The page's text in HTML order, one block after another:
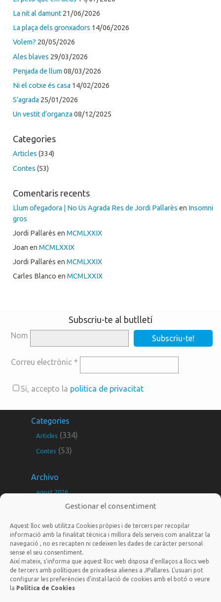
Gestionar el consentiment
Aquest lloc web utilitza Cookies pròpies i de tercers per recopilar
informació amb la finalitat tècnica i millora dels serveis com analitzar la
navegació , no es recapten ni cedeixen les dades de caràcter personal
sense el seu consentiment.
Així mateix, s'informa que aquest lloc web disposa d'enllaços a llocs web
de tercers amb polítiques de privadesa alienes a JPallares. L'usuari pot
configurar les preferències d'instal·lació de cookies amb el botó o veure
la Política de Cookies
La nit al damunt 21/06/2026
La plaça dels gronxadors 14/06/2026
Volem? 20/05/2026
Ales blaves 29/03/2026
Penjada de llum 08/03/2026
Ni el cotxe és casa 14/02/2026
S’agrada 25/01/2026
Un vestit d’organza 08/12/2025
Categories
Articles (334)
Contes (53)
Comentaris recents
Llum ofegadora | No Us Agrada Res de Jordi Pallarès en Insomni
gros
Jordi Pallarès enMCMLXXIX
Joan enMCMLXXIX
Jordi Pallarès enMCMLXXIX
Carles Blanco enMCMLXXIX
Subscriu-te al butlletí
Nom
Correu electrònic *
Si, accepto la politica de privacitat
Categories
Articles (334)
Contes (53)
Archivo
agost 2026
juny 2026
maig 2026
març 2026
febrer 2026
gener 2026
jordi@nousagradares.cat